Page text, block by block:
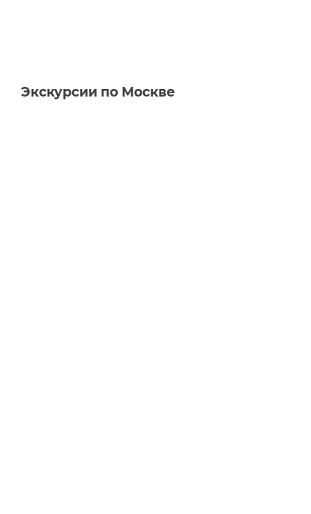
Экскурсии по Москве